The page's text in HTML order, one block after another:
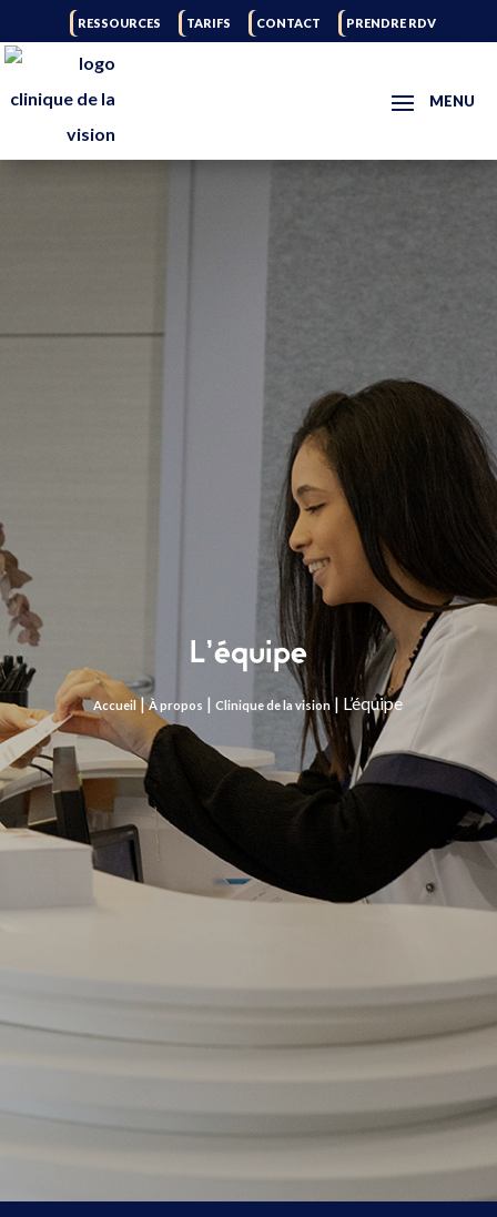
RESSOURCES TARIFS CONTACT PRENDRE RDV
L’équipe
Accueil|À propos |Clinique de la vision|L’équipe